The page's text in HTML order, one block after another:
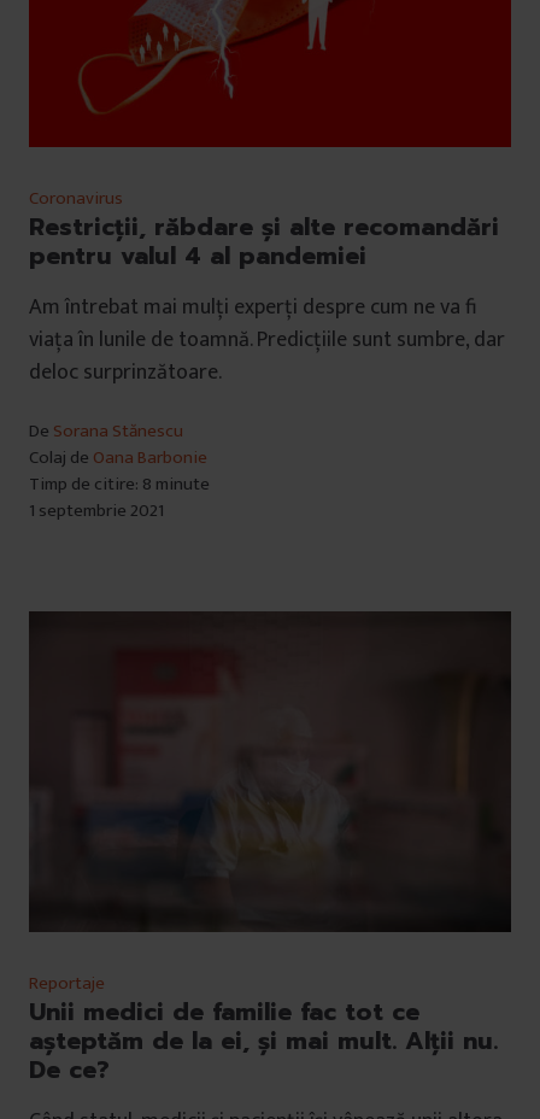
Coronavirus
Restricții, răbdare și alte recomandări
pentru valul 4 al pandemiei
Am întrebat mai mulți experți despre cum ne va fi
viața în lunile de toamnă. Predicțiile sunt sumbre, dar
deloc surprinzătoare.
De Sorana Stănescu
Colaj de Oana Barbonie
Timp de citire: 8 minute
1 septembrie 2021
Reportaje
Unii medici de familie fac tot ce
așteptăm de la ei, și mai mult. Alții nu.
De ce?